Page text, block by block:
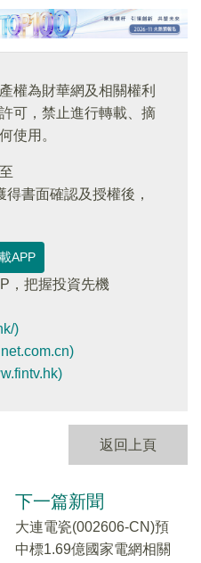
權為財華網及相關權利
可，禁止進行轉載、摘
使用。
得書面確認及授權後，
APP
，把握投資先機
)
返回上頁
下一篇新聞
大連電瓷(002606-CN)預
中標1.69億國家電網相關